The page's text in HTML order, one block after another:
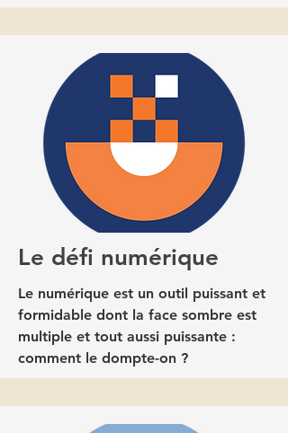
Le défi numérique
Le numérique est un outil puissant et
formidable dont la face sombre est
multiple et tout aussi puissante :
comment le dompte-on ?